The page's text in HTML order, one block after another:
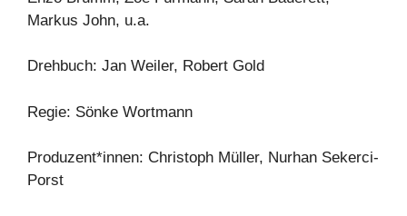
Markus John, u.a.
Drehbuch: Jan Weiler, Robert Gold
Regie: Sönke Wortmann
Produzent*innen: Christoph Müller, Nurhan Sekerci-
Porst